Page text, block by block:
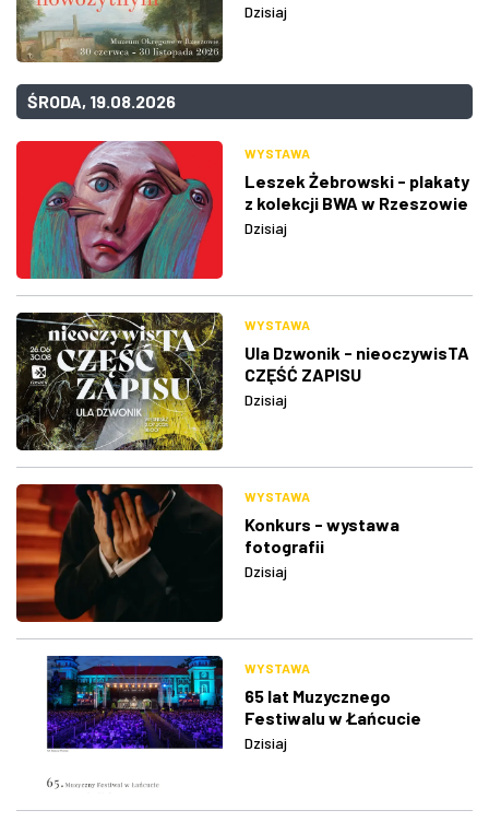
Dzisiaj
ŚRODA, 19.08.2026
WYSTAWA
Leszek Żebrowski - plakaty
z kolekcji BWA w Rzeszowie
Dzisiaj
WYSTAWA
Ula Dzwonik - nieoczywisTA
CZĘŚĆ ZAPISU
Dzisiaj
WYSTAWA
Konkurs - wystawa
fotografii
Dzisiaj
WYSTAWA
65 lat Muzycznego
Festiwalu w Łańcucie
Dzisiaj